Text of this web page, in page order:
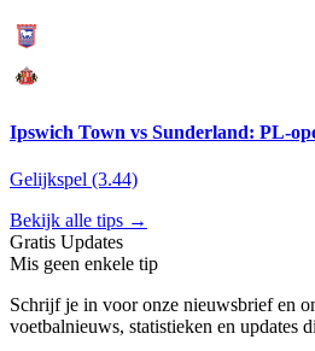
Ipswich Town vs Sunderland: PL-
Gelijkspel (3.44)
Bekijk alle tips →
Gratis Updates
Mis geen enkele tip
Schrijf je in voor onze nieuwsbrief en
voetbalnieuws, statistieken en updates